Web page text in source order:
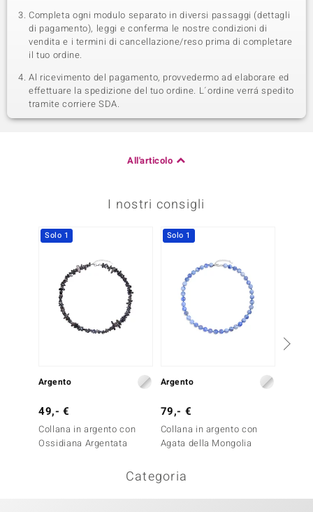
Completa ogni modulo separato in diversi passaggi (dettagli
di pagamento), leggi e conferma le nostre condizioni di
vendita e i termini di cancellazione/reso prima di completare
il tuo ordine.
Al ricevimento del pagamento, provvedermo ad elaborare ed
effettuare la spedizione del tuo ordine. L´ordine verrá spedito
tramite corriere SDA.
All'articolo
I nostri consigli
Solo 1
Argento
49,- €
Collana in argento con
Ossidiana Argentata
Solo 1
Argento
79,- €
Collana in argento con
Agata della Mongolia
Categoria